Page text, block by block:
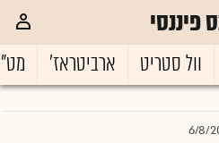
פיננסי
וול סטריט ארביטראז'
6/8/